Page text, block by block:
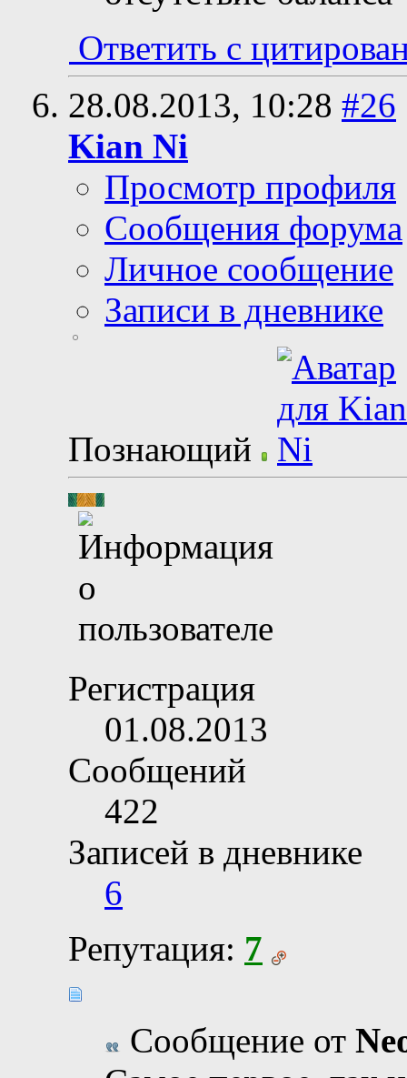
Ответить с
28.08.2013, 10:28 #26
Kian Ni
Просмотр профиля
Сообщения форума
Личное сообщение
Записи в дневнике
Познающий
Регистрация
01.08.2013
Сообщений
422
Записей в дневнике
6
Репутация: 7
Сообщение от